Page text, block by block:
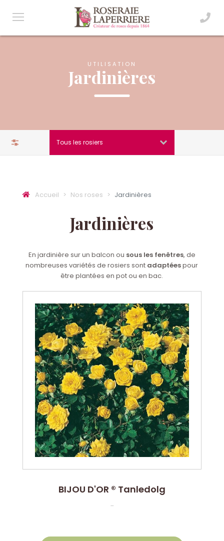
UTILISATION
Jardinières
Tous les rosiers
Accueil Nos roses Jardinières
Jardinières
En jardinière sur un balcon ou sous les fenêtres, de
nombreuses variétés de rosiers sont adaptéespour
être plantées en pot ou en bac.
BIJOU D'OR ® Tanledolg
...